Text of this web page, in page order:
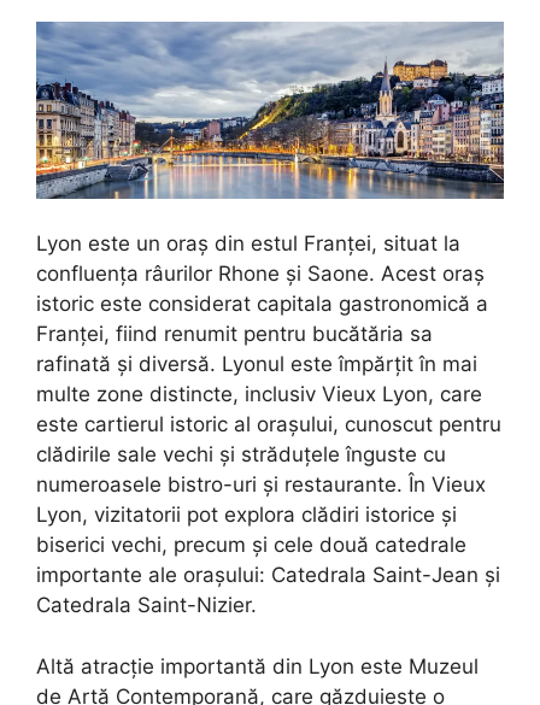
Lyon este un oraș din estul Franței, situat la
confluența râurilor Rhone și Saone. Acest oraș
istoric este considerat capitala gastronomică a
Franței, fiind renumit pentru bucătăria sa
rafinată și diversă. Lyonul este împărțit în mai
multe zone distincte, inclusiv Vieux Lyon, care
este cartierul istoric al orașului, cunoscut pentru
clădirile sale vechi și străduțele înguste cu
numeroasele bistro-uri și restaurante. În Vieux
Lyon, vizitatorii pot explora clădiri istorice și
biserici vechi, precum și cele două catedrale
importante ale orașului: Catedrala Saint-Jean și
Catedrala Saint-Nizier.
Altă atracție importantă din Lyon este Muzeul
de Artă Contemporană, care găzduiește o